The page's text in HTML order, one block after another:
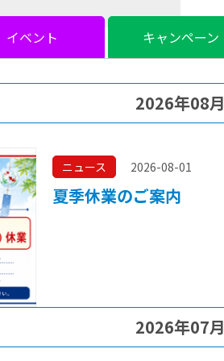
イベント キャンペーン
2026年08月
ニュース 2026-08-01
夏季休業のご案内
2026年07月